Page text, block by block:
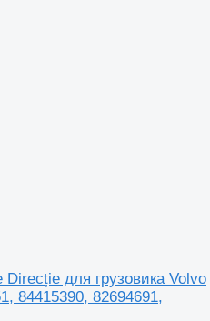
для грузовика Volvo
84415390, 82694691,